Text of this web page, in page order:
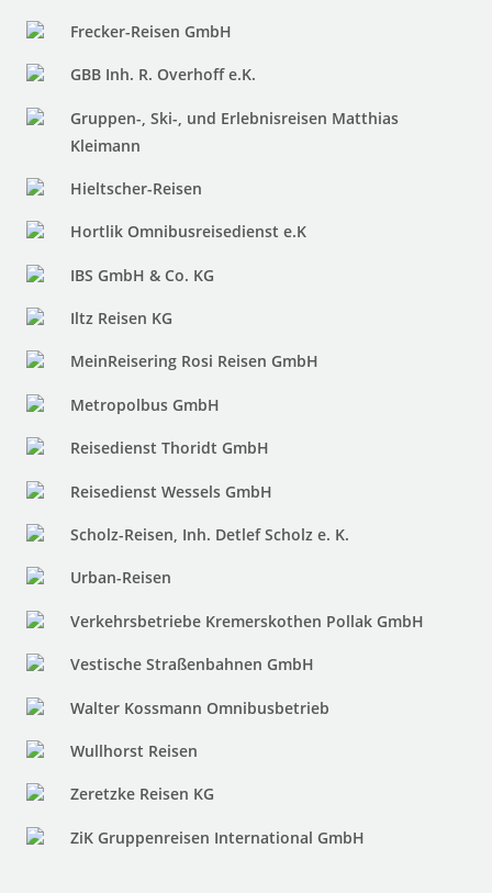
Frecker-Reisen GmbH
GBB Inh. R. Overhoff e.K.
Gruppen-, Ski-, und Erlebnisreisen Matthias
Kleimann
Hieltscher-Reisen
Hortlik Omnibusreisedienst e.K
IBS GmbH & Co. KG
Iltz Reisen KG
MeinReisering Rosi Reisen GmbH
Metropolbus GmbH
Reisedienst Thoridt GmbH
Reisedienst Wessels GmbH
Scholz-Reisen, Inh. Detlef Scholz e. K.
Urban-Reisen
Verkehrsbetriebe Kremerskothen Pollak GmbH
Vestische Straßenbahnen GmbH
Walter Kossmann Omnibusbetrieb
Wullhorst Reisen
Zeretzke Reisen KG
ZiK Gruppenreisen International GmbH